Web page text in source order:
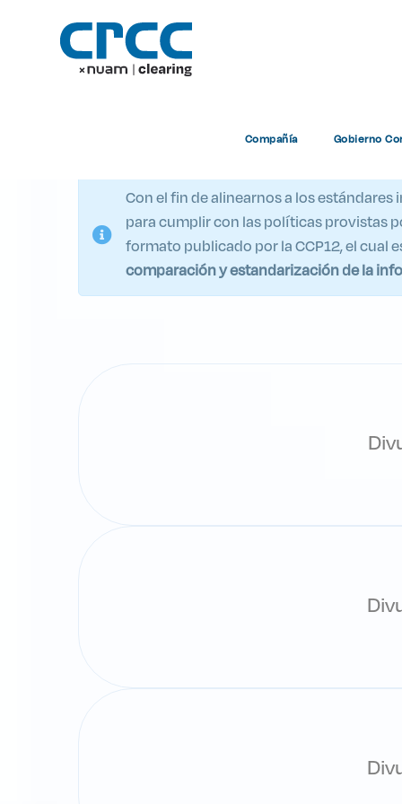
Compañía Gobierno
Con el fin de alinearnos a los
para cumplir con las políticas provistas
formato publicado por la CCP12, el cual
comparación y estandarización de la